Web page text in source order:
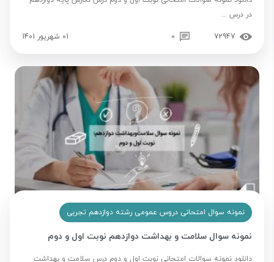
در درس ...
72947
0 01 شهریور 1401
نمونه سوال امتحانی دروس عمومی رشته دوازدهم تجربی
نمونه سوال سلامت و بهداشت دوازدهم نوبت اول و دوم
دانلود نمونه سوالات امتحانی نوبت اول و دوم درس سلامت و بهداشت